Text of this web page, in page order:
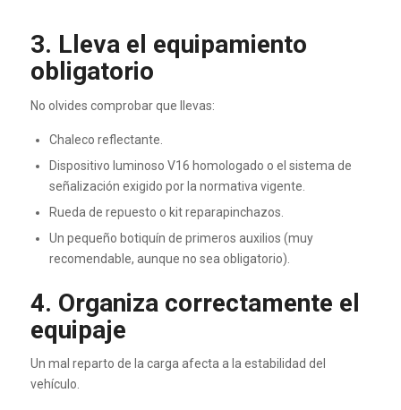
3. Lleva el equipamiento
obligatorio
No olvides comprobar que llevas:
Chaleco reflectante.
Dispositivo luminoso V16 homologado o el sistema de
señalización exigido por la normativa vigente.
Rueda de repuesto o kit reparapinchazos.
Un pequeño botiquín de primeros auxilios (muy
recomendable, aunque no sea obligatorio).
4. Organiza correctamente el
equipaje
Un mal reparto de la carga afecta a la estabilidad del
vehículo.